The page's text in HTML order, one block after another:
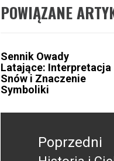
POWIĄZANE
Sennik Owady
Latające: Interpretacja
Snów i Znaczenie
Symboliki
Nawigacja
Poprzedni